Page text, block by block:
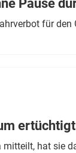
Pause
für
hat sie